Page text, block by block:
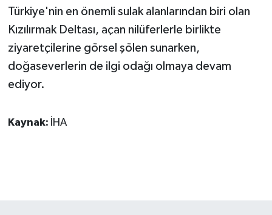
Türkiye'nin en önemli sulak alanlarından biri olan
Kızılırmak Deltası, açan nilüferlerle birlikte
ziyaretçilerine görsel şölen sunarken,
doğaseverlerin de ilgi odağı olmaya devam
ediyor.
Kaynak: İHA
MAGAZİN
POLİTİKA